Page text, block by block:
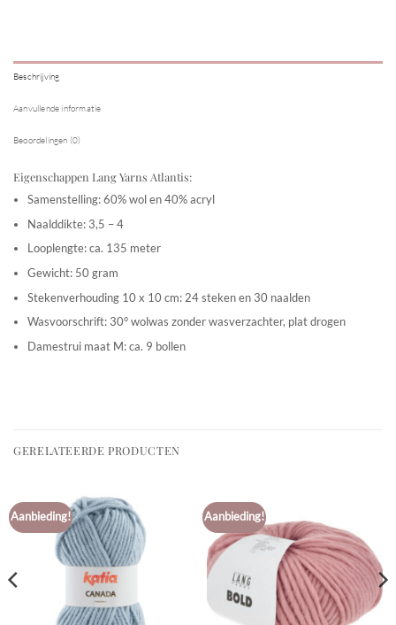
Beschrijving
Aanvullende informatie
Beoordelingen (0)
Eigenschappen Lang Yarns Atlantis:
Samenstelling: 60% wol en 40% acryl
Naalddikte: 3,5 – 4
Looplengte: ca. 135 meter
Gewicht: 50 gram
Stekenverhouding 10 x 10 cm: 24 steken en 30 naalden
Wasvoorschrift: 30° wolwas zonder wasverzachter, plat drogen
Damestrui maat M: ca. 9 bollen
GERELATEERDE PRODUCTEN
Aanbieding! Aanbieding!